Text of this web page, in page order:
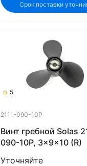
Срок поставки
5
2111-090-10P
Винт гребной Solas
090-10P, 3x9x10 (R)
Уточняйте